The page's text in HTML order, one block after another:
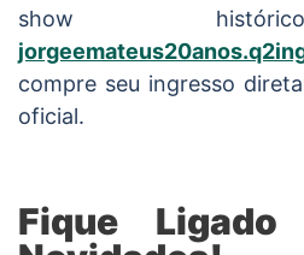
show
compre seu ingresso
oficial.
Fique